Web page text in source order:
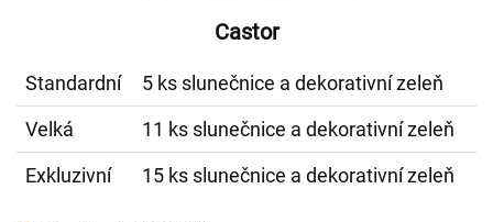
Castor
Standardní
5 ks slunečnice a dekorativní zeleň
Velká
11 ks slunečnice a dekorativní zeleň
Exkluzivní
15 ks slunečnice a dekorativní zeleň